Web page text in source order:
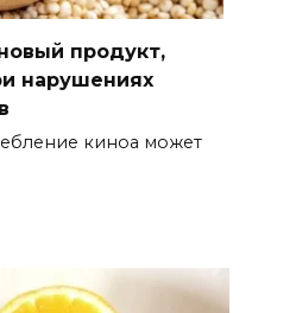
продукт,
нарушениях
киноа может